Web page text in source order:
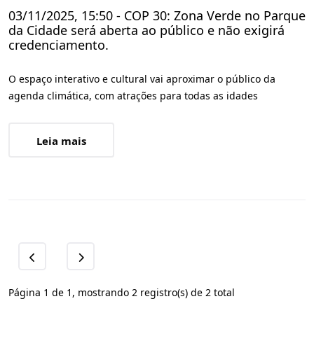
03/11/2025, 15:50 - COP 30: Zona Verde no Parque
da Cidade será aberta ao público e não exigirá
credenciamento.
O espaço interativo e cultural vai aproximar o público da
agenda climática, com atrações para todas as idades
Leia mais
Página 1 de 1, mostrando 2 registro(s) de 2 total